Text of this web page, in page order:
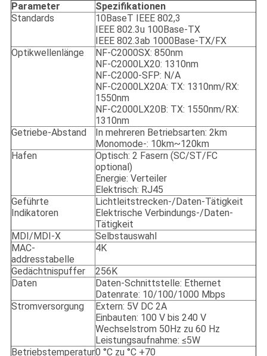
Parameter
Spezifikationen
Standards
10BaseT IEEE 802,3
IEEE 802.3u 100Base-TX
IEEE 802.3ab 1000Base-TX/FX
Optikwellenlänge
NF-C2000SX: 850nm
NF-C2000LX20: 1310nm
NF-C2000-SFP: N/A
NF-C2000LX20A: TX: 1310nm/RX:
1550nm
NF-C2000LX20B: TX: 1550nm/RX:
1310nm
Getriebe-Abstand
In mehreren Betriebsarten: 2km
Monomode-: 10km~120km
Hafen
Optisch: 2 Fasern (SC/ST/FC
optional)
Energie: Verteiler
Elektrisch: RJ45
Geführte
Indikatoren
Lichtleitstrecken-/Daten-Tätigkeit
Elektrische Verbindungs-/Daten-
Tätigkeit
MDI/MDI-X
Selbstauswahl
MAC-
addresstabelle
4K
Gedächtnispuffer
256K
Daten
Daten-Schnittstelle: Ethernet
Datenrate: 10/100/1000 Mbps
Stromversorgung
Extern: 5V DC 2A
Einbauten: 100 V bis 240 V
Wechselstrom 50Hz zu 60 Hz
Leistungsaufnahme: ≤5W
Betriebstemperatur0 °C zu °C +70